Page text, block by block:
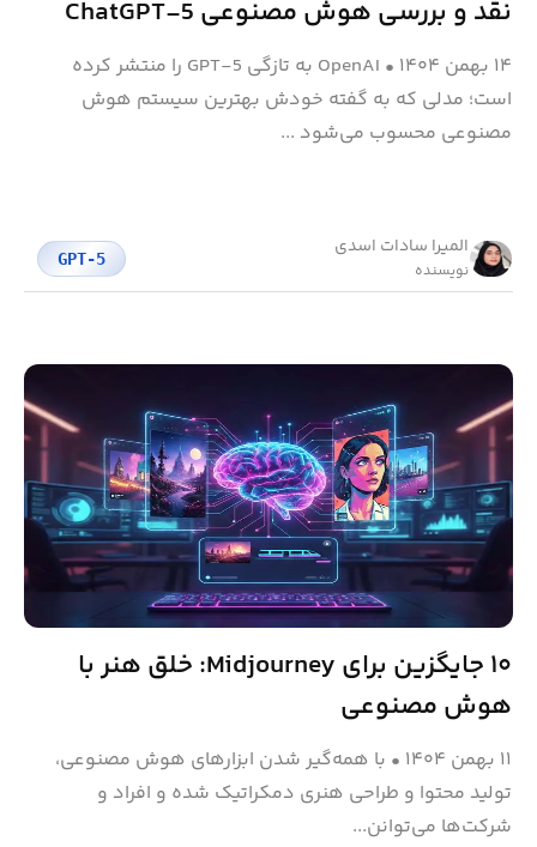
نقد و بررسی هوش مصنوعی ChatGPT-5
۱۴ بهمن ۱۴۰۴ •
OpenAI به‌ تازگی GPT-5 را منتشر کرده
است؛ مدلی که به گفته خودش بهترین سیستم هوش
مصنوعی محسوب می‌شود ...
المیرا سادات اسدی
نویسنده
GPT-5
۱۰ جایگزین برای Midjourney: خلق هنر با
هوش مصنوعی
۱۱ بهمن ۱۴۰۴ • با همه‌گیر شدن ابزارهای هوش مصنوعی،
تولید محتوا و طراحی هنری دمکراتیک شده و افراد و
شرکت‌ها می‌توانن...